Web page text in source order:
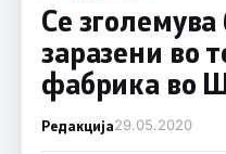
Се зголемува
заразени во
фабрика во
Редакција29.05.2020